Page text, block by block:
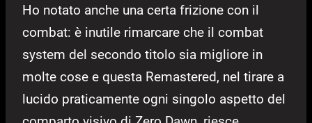
Ho notato anche una certa frizione con il
combat: è inutile rimarcare che il combat
system del secondo titolo sia migliore in
molte cose e questa Remastered, nel tirare a
lucido praticamente ogni singolo aspetto del